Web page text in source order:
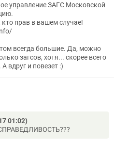
управление ЗАГС Московской
прав в вашем случае!
всегда большие. Да, можно
загсов, хотя... скорее всего
вдруг и повезет :)
01:02)